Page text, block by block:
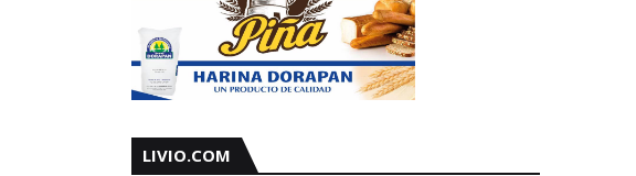
LIVIO.COM